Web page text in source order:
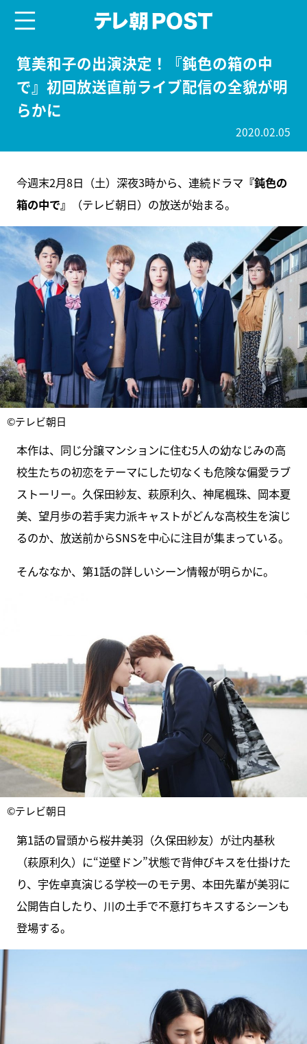
筧美和子の出演決定！『鈍色の箱の中
で』初回放送直前ライブ配信の全貌が明
らかに
2020.02.05
今週末2月8日（土）深夜3時から、連続ドラマ 『鈍色の
箱の中で』
（テレビ朝日）の放送が始まる。
©テレビ朝日
本作は、同じ分譲マンションに住む5人の幼なじみの高
校生たちの初恋をテーマにした切なくも危険な偏愛ラブ
ストーリー。久保田紗友、萩原利久、神尾楓珠、岡本夏
美、望月歩の若手実力派キャストがどんな高校生を演じ
るのか、放送前からSNSを中心に注目が集まっている。
そんななか、第1話の詳しいシーン情報が明らかに。
©テレビ朝日
第1話の冒頭から桜井美羽（久保田紗友）が辻内基秋
（萩原利久）に“逆壁ドン”状態で背伸びキスを仕掛けた
り、宇佐卓真演じる学校一のモテ男、本田先輩が美羽に
公開告白したり、川の土手で不意打ちキスするシーンも
登場する。